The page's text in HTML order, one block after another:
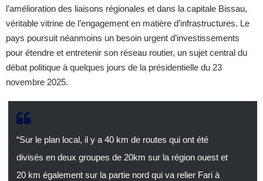
l’amélioration des liaisons régionales et dans la capitale Bissau,
véritable vitrine de l’engagement en matière d’infrastructures. Le
pays poursuit néanmoins un besoin urgent d’investissements
pour étendre et entretenir son réseau routier, un sujet central du
débat politique à quelques jours de la présidentielle du 23
novembre 2025.
“Sur le plan local, il y a 40 km de routes qui ont été
divisés en deux groupes de 20km sur la région ouest et
20 km également sur la partie nord qui va relier Fari à